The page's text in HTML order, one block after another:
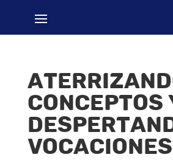
conceptos
vocaciones